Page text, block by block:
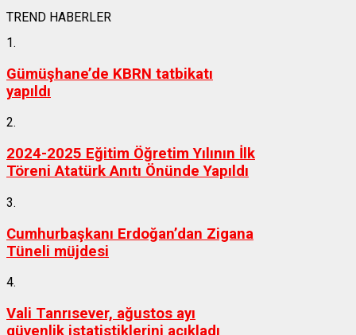
TREND HABERLER
1.
Gümüşhane’de KBRN tatbikatı
yapıldı
2.
2024-2025 Eğitim Öğretim Yılının İlk
Töreni Atatürk Anıtı Önünde Yapıldı
3.
Cumhurbaşkanı Erdoğan’dan Zigana
Tüneli müjdesi
4.
Vali Tanrısever, ağustos ayı
güvenlik istatistiklerini açıkladı